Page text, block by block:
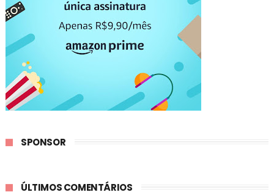
SPONSOR
ÚLTIMOS COMENTÁRIOS